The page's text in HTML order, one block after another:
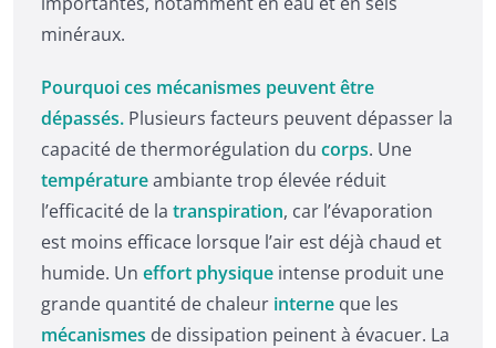
minéraux.
Pourquoi ces mécanismes peuvent être
dépassés. Plusieurs facteurs peuvent dépasser la
capacité de thermorégulation du corps. Une
températureambiante trop élevée réduit
l’efficacité de la transpiration, car l’évaporation
est moins efficace lorsque l’air est déjà chaud et
humide. Un effort physique intense produit une
grande quantité de chaleur interne que les
mécanismes de dissipation peinent à évacuer. La